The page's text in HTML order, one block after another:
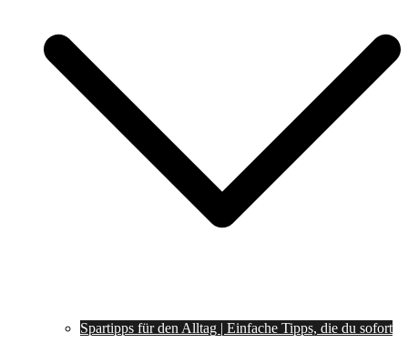
Spartipps für den Alltag | Einfache Tipps, die du sofort